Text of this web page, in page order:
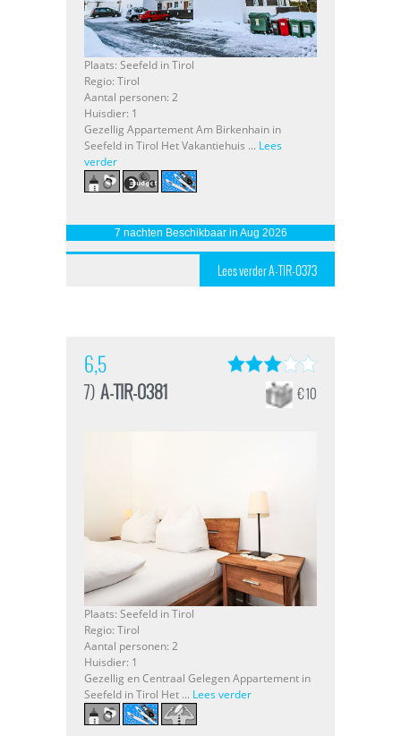
Plaats: Seefeld in Tirol
Regio: Tirol
Aantal personen: 2
Huisdier: 1
Gezellig Appartement Am Birkenhain in
Seefeld in Tirol Het Vakantiehuis ... Lees
verder
7 nachten Beschikbaar in Aug 2026
Lees verder A-TIR-0373
6,5
7) A-TIR-0381 € 10
Plaats: Seefeld in Tirol
Regio: Tirol
Aantal personen: 2
Huisdier: 1
Gezellig en Centraal Gelegen Appartement in
Seefeld in Tirol Het ... Lees verder